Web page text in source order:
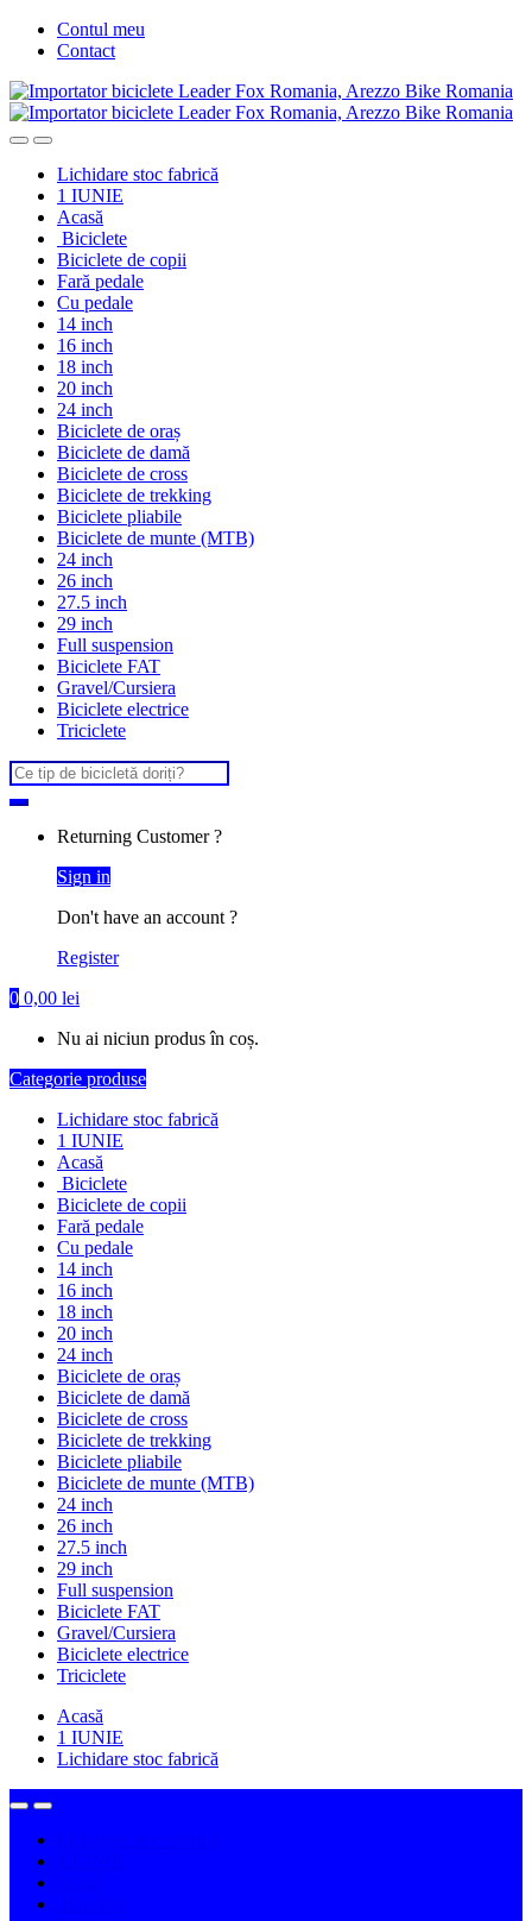
Skip
Skip
Contul meu
Contact
Lichidare stoc fabrică
1 IUNIE
Acasă
Biciclete
Biciclete de copii
Fară pedale
Cu pedale
14 inch
16 inch
18 inch
20 inch
24 inch
Biciclete de oraș
Biciclete de damă
Biciclete de cross
Biciclete de trekking
Biciclete pliabile
Biciclete de munte (MTB)
24 inch
26 inch
27.5 inch
29 inch
Full suspension
Biciclete FAT
Gravel/Cursiera
Biciclete electrice
Triciclete
Search
for:
Returning Customer ?
Sign in
Don't have an account ?
Register
0 0,00 lei
Nu ai niciun produs în coș.
Categorie produse
Lichidare stoc fabrică
1 IUNIE
Acasă
Biciclete
Biciclete de copii
Fară pedale
Cu pedale
14 inch
16 inch
18 inch
20 inch
24 inch
Biciclete de oraș
Biciclete de damă
Biciclete de cross
Biciclete de trekking
Biciclete pliabile
Biciclete de munte (MTB)
24 inch
26 inch
27.5 inch
29 inch
Full suspension
Biciclete FAT
Gravel/Cursiera
Biciclete electrice
Triciclete
Acasă
1 IUNIE
Lichidare stoc fabrică